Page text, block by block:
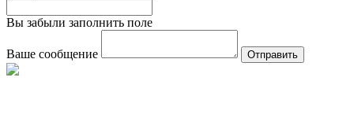
Вы забыли заполнить поле
Ваше сообщение Отправить